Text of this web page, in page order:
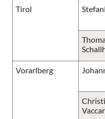
Tirol
Vorarlberg